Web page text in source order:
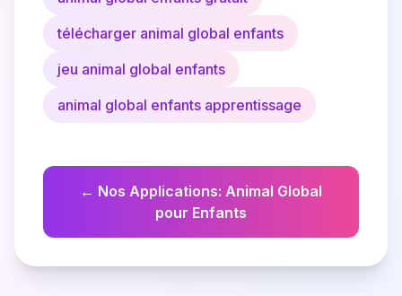
télécharger animal global enfants
jeu animal global enfants
animal global enfants apprentissage
← Nos Applications: Animal Global
pour Enfants